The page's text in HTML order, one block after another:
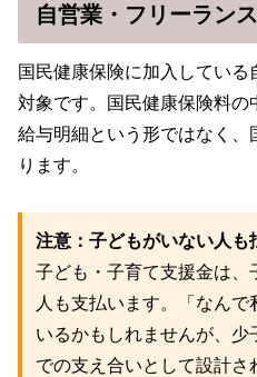
自営業・フリーラン
国民健康保険に加入してい
対象です。国民健康保険料の
給与明細という形ではなく
ります。
注意：子どもがいない人も
子ども・子育て支援金は
人も支払います。「なん
いるかもしれませんが、
での支え合いとして設計